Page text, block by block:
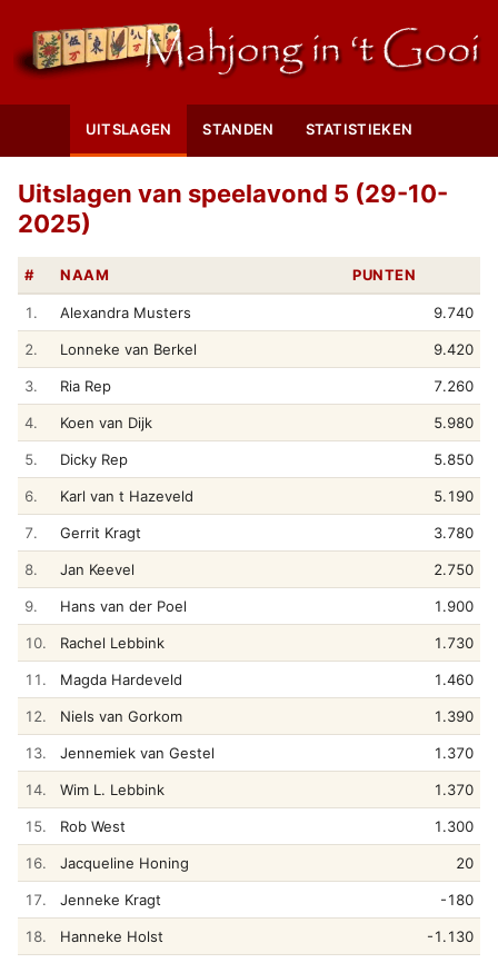
UITSLAGEN STANDEN STATISTIEKEN
Uitslagen van speelavond 5 (29-10-
2025)
# NAAM PUNTEN
1. Alexandra Musters 9.740
2. Lonneke van Berkel 9.420
3. Ria Rep 7.260
4. Koen van Dijk 5.980
5. Dicky Rep 5.850
6. Karl van t Hazeveld 5.190
7. Gerrit Kragt 3.780
8. Jan Keevel 2.750
9. Hans van der Poel 1.900
10. Rachel Lebbink 1.730
11. Magda Hardeveld 1.460
12. Niels van Gorkom 1.390
13. Jennemiek van Gestel 1.370
14. Wim L. Lebbink 1.370
15. Rob West 1.300
16. Jacqueline Honing 20
17. Jenneke Kragt -180
18. Hanneke Holst -1.130